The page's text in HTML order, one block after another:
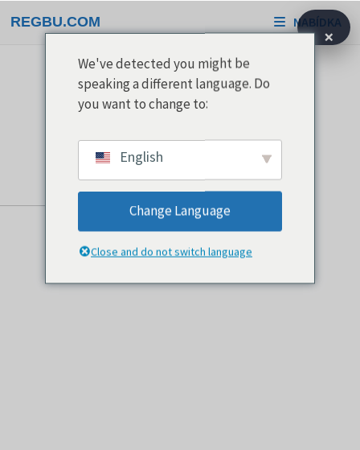
na
REGBU.COM NABÍDKA
×
We've detected you might be
speaking a different language. Do
you want to change to:
English
Change Language
Close and do not switch language